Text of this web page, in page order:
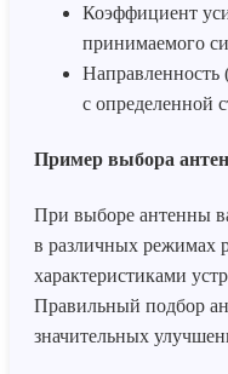
Коэффициент
принимаемого
Направленность
с определенной
Пример выбора
При выборе антенны
в различных режимах
характеристиками
Правильный подбор
значительных